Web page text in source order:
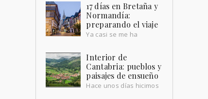
17 días en Bretaña y
Normandía:
preparando el viaje
Ya casi se me ha
Hemos tenido el blog en barbecho
durante unos meses, no por falta de
destinos, sino por falta de t...
Interior de
Cantabria: pueblos y
paisajes de ensueño
Hace unos días hicimos